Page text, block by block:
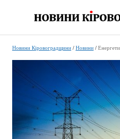
Новини Кіровоградщини/ Новини/ Енергетики